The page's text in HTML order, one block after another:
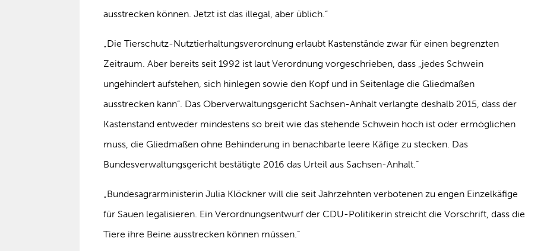
ausstrecken können. Jetzt ist das illegal, aber üblich.“
„Die Tierschutz-Nutztierhaltungsverordnung erlaubt Kastenstände zwar für einen begrenzten
Zeitraum. Aber bereits seit 1992 ist laut Verordnung vorgeschrieben, dass „jedes Schwein
ungehindert aufstehen, sich hinlegen sowie den Kopf und in Seitenlage die Gliedmaßen
ausstrecken kann“. Das Oberverwaltungsgericht Sachsen-Anhalt verlangte deshalb 2015, dass der
Kastenstand entweder mindestens so breit wie das stehende Schwein hoch ist oder ermöglichen
muss, die Gliedmaßen ohne Behinderung in benachbarte leere Käfige zu stecken. Das
Bundesverwaltungsgericht bestätigte 2016 das Urteil aus Sachsen-Anhalt.“
„Bundesagrarministerin Julia Klöckner will die seit Jahrzehnten verbotenen zu engen Einzelkäfige
für Sauen legalisieren. Ein Verordnungsentwurf der CDU-Politikerin streicht die Vorschrift, dass die
Tiere ihre Beine ausstrecken können müssen.“